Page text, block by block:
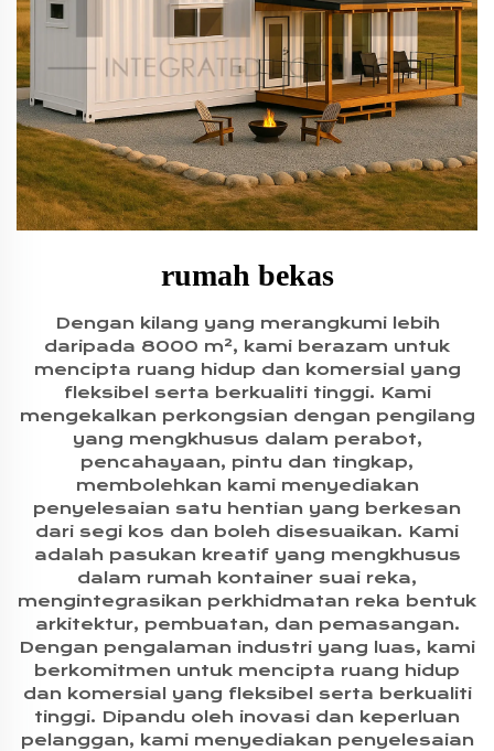
rumah bekas
Dengan kilang yang merangkumi lebih
daripada 8000 m², kami berazam untuk
mencipta ruang hidup dan komersial yang
fleksibel serta berkualiti tinggi. Kami
mengekalkan perkongsian dengan pengilang
yang mengkhusus dalam perabot,
pencahayaan, pintu dan tingkap,
membolehkan kami menyediakan
penyelesaian satu hentian yang berkesan
dari segi kos dan boleh disesuaikan. Kami
adalah pasukan kreatif yang mengkhusus
dalam rumah kontainer suai reka,
mengintegrasikan perkhidmatan reka bentuk
arkitektur, pembuatan, dan pemasangan.
Dengan pengalaman industri yang luas, kami
berkomitmen untuk mencipta ruang hidup
dan komersial yang fleksibel serta berkualiti
tinggi. Dipandu oleh inovasi dan keperluan
pelanggan, kami menyediakan penyelesaian